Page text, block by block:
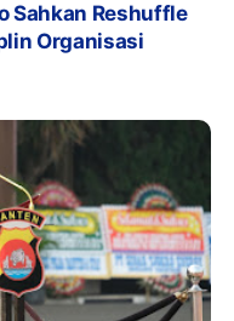
Sahkan Reshuffle
Organisasi